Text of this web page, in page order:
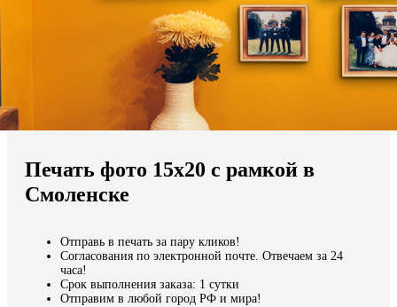
Мы доставляем по всему миру
Продолжить без города
Печать фото 15х20 с рамкой в
Смоленске
Отправь в печать за пару кликов!
Согласования по электронной почте. Отвечаем за 24
часа!
Срок выполнения заказа: 1 сутки
Отправим в любой город РФ и мира!